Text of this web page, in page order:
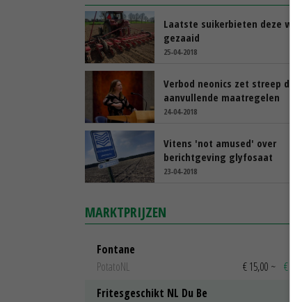
Laatste suikerbieten deze week
gezaaid
25-04-2018
Verbod neonics zet streep door
aanvullende maatregelen
24-04-2018
Vitens 'not amused' over
berichtgeving glyfosaat
23-04-2018
MARKTPRIJZEN
Fontane
PotatoNL
€ 15,00 ~ € 23,00
Fritesgeschikt NL Du Be